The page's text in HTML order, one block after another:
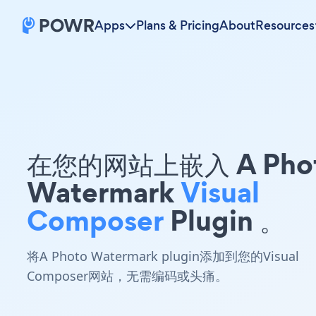
Apps Plans & PricingAboutResources
在您的网站上嵌入 A
WatermarkVisual
Composer Plugin 。
将A Photo Watermark plugin添加到您的Visual
Composer网站，无需编码或头痛。